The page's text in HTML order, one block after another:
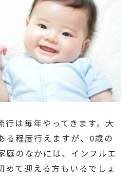
行は毎年やってきます。大
る程度行えますが、0歳の
庭のなかには、インフルエ
めて迎える方もいるでしょ